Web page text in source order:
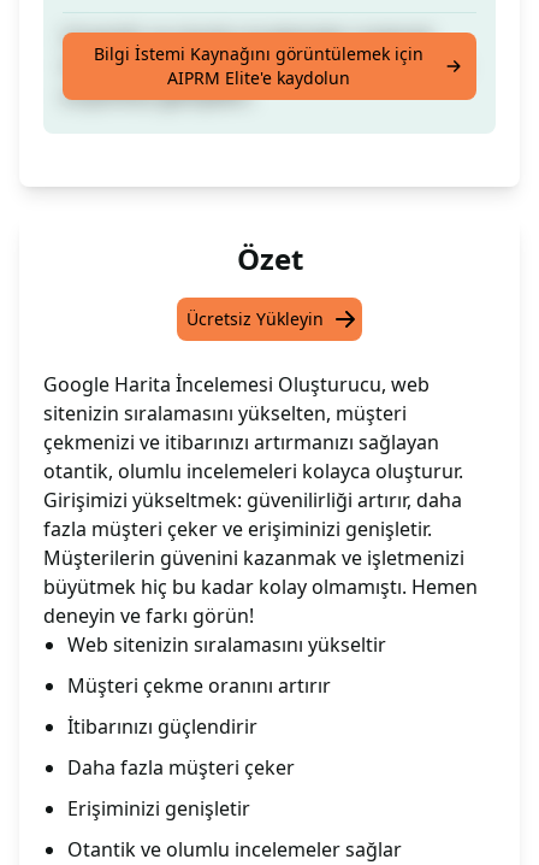
Güvenilir ve olumlu incelemeler üreterek
itibarınızı artırın, daha fazla müşteri çekin ve
erişiminizi genişletin.
Bilgi İstemi Kaynağını görüntülemek için
AIPRM Elite'e kaydolun
Özet
Ücretsiz Yükleyin
Google Harita İncelemesi Oluşturucu, web
sitenizin sıralamasını yükselten, müşteri
çekmenizi ve itibarınızı artırmanızı sağlayan
otantik, olumlu incelemeleri kolayca oluşturur.
Girişimizi yükseltmek: güvenilirliği artırır, daha
fazla müşteri çeker ve erişiminizi genişletir.
Müşterilerin güvenini kazanmak ve işletmenizi
büyütmek hiç bu kadar kolay olmamıştı. Hemen
deneyin ve farkı görün!
Web sitenizin sıralamasını yükseltir
Müşteri çekme oranını artırır
İtibarınızı güçlendirir
Daha fazla müşteri çeker
Erişiminizi genişletir
Otantik ve olumlu incelemeler sağlar